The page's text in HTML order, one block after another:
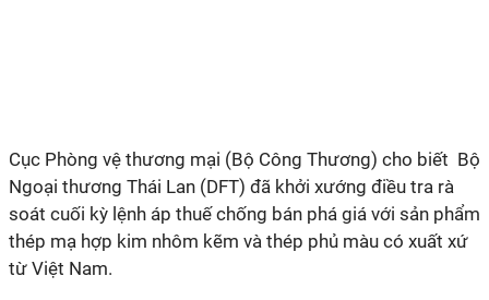
Cục Phòng vệ thương mại (Bộ Công Thương) cho biết Bộ
Ngoại thương Thái Lan (DFT) đã khởi xướng điều tra rà
soát cuối kỳ lệnh áp thuế chống bán phá giá với sản phẩm
thép mạ hợp kim nhôm kẽm và thép phủ màu có xuất xứ
từ Việt Nam.